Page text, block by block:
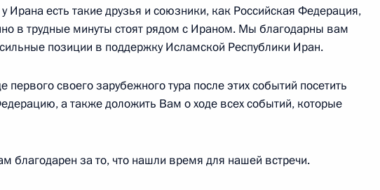
иностранных дел Ирана Аббасом Аракчи
с Президентом Ирана Масудом
Ирана есть такие друзья и союзники, как Российская Федерация,
в трудные минуты стоят рядом с Ираном. Мы благодарны вам
позиции в поддержку Исламской Республики Иран.
первого своего зарубежного тура после этих событий посетить
а также доложить Вам о ходе всех событий, которые
благодарен за то, что нашли время для нашей встречи.